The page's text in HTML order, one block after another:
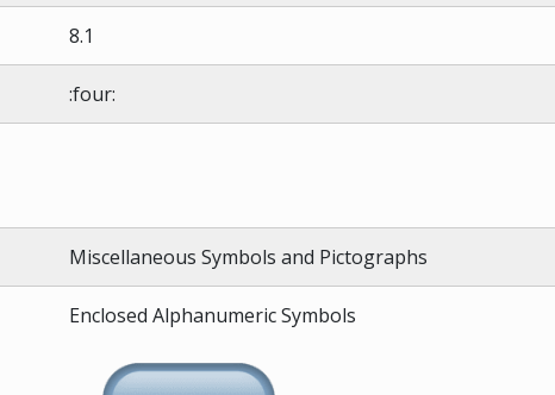
8.1
:four:
Miscellaneous Symbols and Pictographs
Enclosed Alphanumeric Symbols